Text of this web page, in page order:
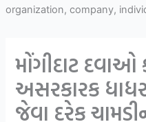
organization, company,
મોંગીદાટ
અસરકારક
જેવા દરેક